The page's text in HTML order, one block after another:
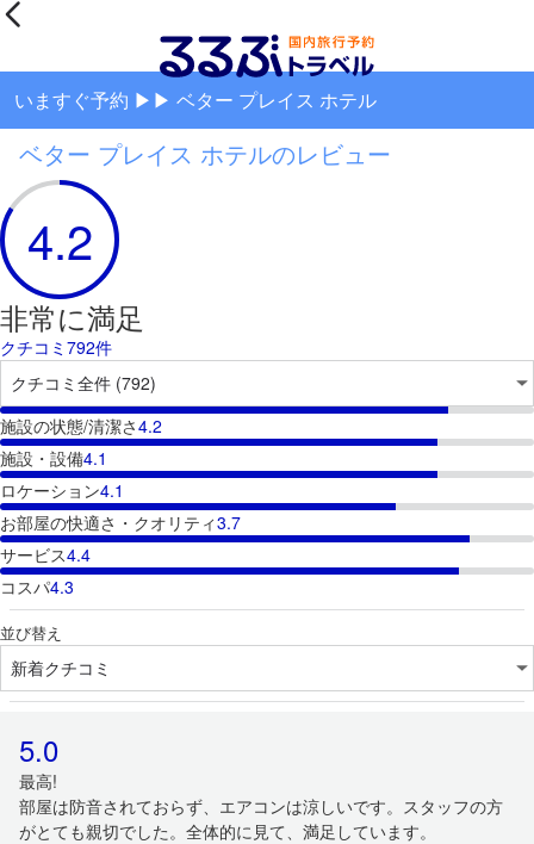
いますぐ予約 ▶▶ ベター プレイス ホテル
ベター プレイス ホテルのレビュー
4.2
非常に満足
クチコミ792件
施設の状態/清潔さ4.2
施設・設備4.1
ロケーション4.1
お部屋の快適さ・クオリティ3.7
サービス4.4
コスパ4.3
並び替え
5.0
最高!
部屋は防音されておらず、エアコンは涼しいです。スタッフの方
がとても親切でした。全体的に見て、満足しています。